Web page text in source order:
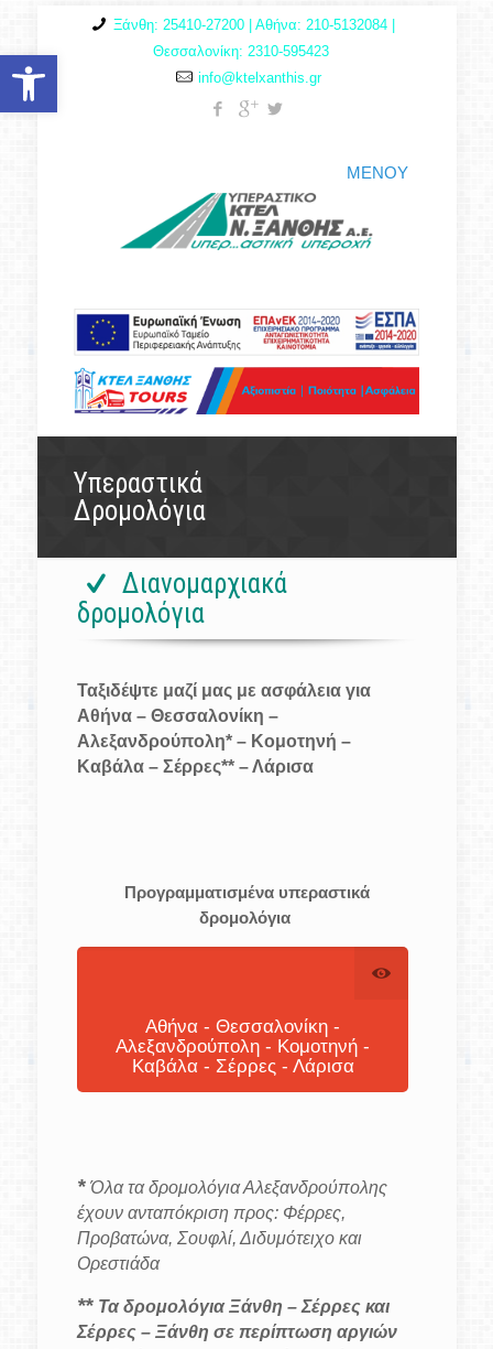
Ανοίξτε τη γραμμή εργαλείων
Ξάνθη: 25410-27200 | Αθήνα: 210-5132084 |
Θεσσαλονίκη: 2310-595423
info@ktelxanthis.gr
ΜΕΝΟΥ
Υπεραστικά
Δρομολόγια
Διανομαρχιακά
δρομολόγια
Ταξιδέψτε μαζί μας με ασφάλεια για
Αθήνα – Θεσσαλονίκη –
Αλεξανδρούπολη* – Κομοτηνή –
Καβάλα – Σέρρες** – Λάρισα
Προγραμματισμένα υπεραστικά
δρομολόγια
Αθήνα - Θεσσαλονίκη -
Αλεξανδρούπολη - Κομοτηνή -
Καβάλα - Σέρρες - Λάρισα
*Όλα τα δρομολόγια Αλεξανδρούπολης
έχουν ανταπόκριση προς: Φέρρες,
Προβατώνα, Σουφλί, Διδυμότειχο και
Ορεστιάδα
** Τα δρομολόγια Ξάνθη – Σέρρες και
Σέρρες – Ξάνθη σε περίπτωση αργιών